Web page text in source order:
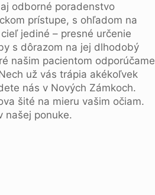
odborné poradenstvo
prístupe, s ohľadom na
jediné – presné určenie
s dôrazom na jej dlhodobý
našim pacientom odporúčame
už vás trápia akékoľvek
nás v Nových Zámkoch.
šité na mieru vašim očiam.
našej ponuke.